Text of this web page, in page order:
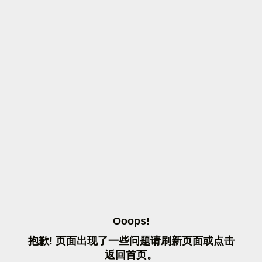
OOOPS!
抱歉! 页面出现了一些问题请刷 新页面或点击
返 回首页。